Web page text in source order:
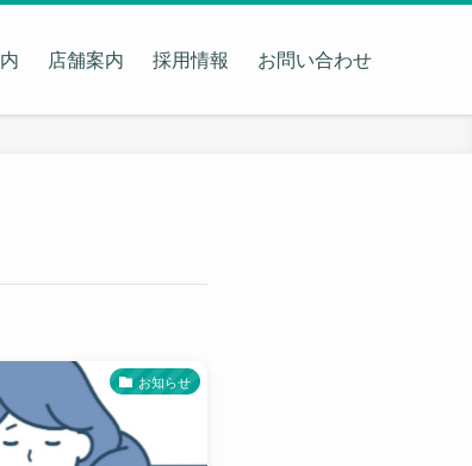
店舗案内 採用情報 お問い合わせ
お知らせ